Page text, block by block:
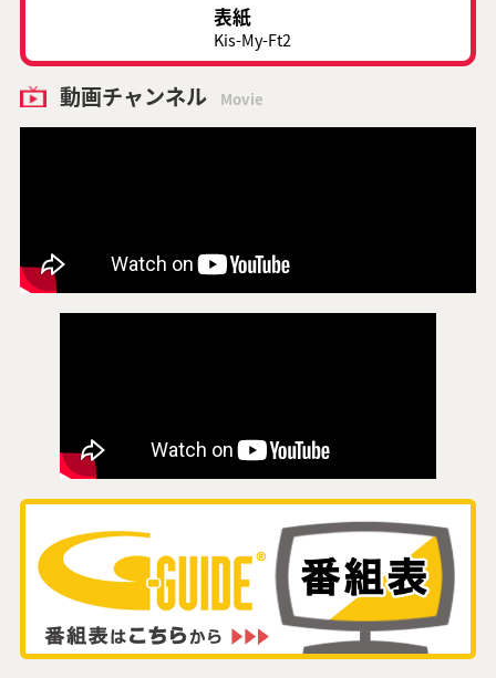
表紙
Kis-My-Ft2
動画チャンネル Movie